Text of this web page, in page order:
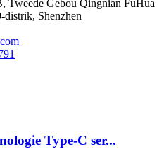
Tweede Gebou Qingnian FuHua
Shenzhen
Type-C ser...